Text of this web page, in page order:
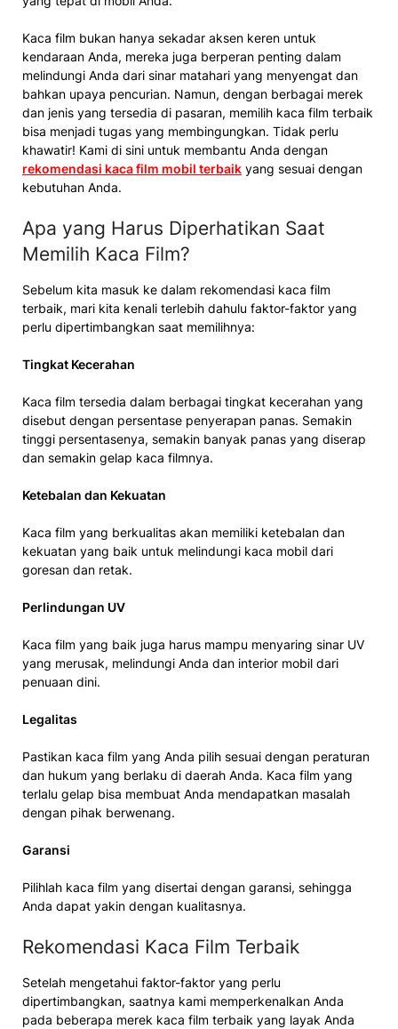
Kaca film bukan hanya sekadar aksen keren untuk
kendaraan Anda, mereka juga berperan penting dalam
melindungi Anda dari sinar matahari yang menyengat dan
bahkan upaya pencurian. Namun, dengan berbagai merek
dan jenis yang tersedia di pasaran, memilih kaca film terbaik
bisa menjadi tugas yang membingungkan. Tidak perlu
khawatir! Kami di sini untuk membantu Anda dengan
rekomendasi kaca film mobil terbaik yang sesuai dengan
kebutuhan Anda.
Apa yang Harus Diperhatikan Saat
Memilih Kaca Film?
Sebelum kita masuk ke dalam rekomendasi kaca film
terbaik, mari kita kenali terlebih dahulu faktor-faktor yang
perlu dipertimbangkan saat memilihnya:
Tingkat Kecerahan
Kaca film tersedia dalam berbagai tingkat kecerahan yang
disebut dengan persentase penyerapan panas. Semakin
tinggi persentasenya, semakin banyak panas yang diserap
dan semakin gelap kaca filmnya.
Ketebalan dan Kekuatan
Kaca film yang berkualitas akan memiliki ketebalan dan
kekuatan yang baik untuk melindungi kaca mobil dari
goresan dan retak.
Perlindungan UV
Kaca film yang baik juga harus mampu menyaring sinar UV
yang merusak, melindungi Anda dan interior mobil dari
penuaan dini.
Legalitas
Pastikan kaca film yang Anda pilih sesuai dengan peraturan
dan hukum yang berlaku di daerah Anda. Kaca film yang
terlalu gelap bisa membuat Anda mendapatkan masalah
dengan pihak berwenang.
Garansi
Pilihlah kaca film yang disertai dengan garansi, sehingga
Anda dapat yakin dengan kualitasnya.
Rekomendasi Kaca Film Terbaik
Setelah mengetahui faktor-faktor yang perlu
dipertimbangkan, saatnya kami memperkenalkan Anda
pada beberapa merek kaca film terbaik yang layak Anda